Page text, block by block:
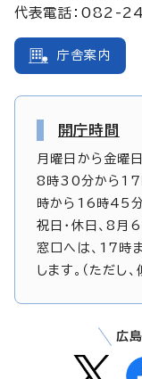
代表電話：082-
庁舎案内
開庁時間
月曜日から金曜日
8時30分から17
時から16時45分
祝日・休日、8
窓口へは、17時
します。（ただ
広